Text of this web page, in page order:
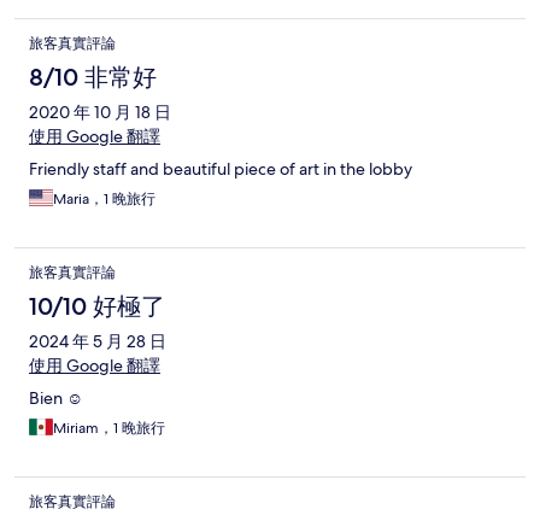
旅客真實評論
8/10 非常好
2020 年 10 月 18 日
使用 Google 翻譯
Friendly staff and beautiful piece of art in the lobby
Maria，1 晚旅行
旅客真實評論
10/10 好極了
2024 年 5 月 28 日
使用 Google 翻譯
Bien ☺️
Miriam，1 晚旅行
旅客真實評論